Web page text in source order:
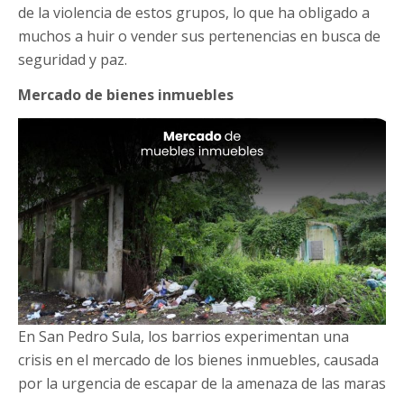
de la violencia de estos grupos, lo que ha obligado a
muchos a huir o vender sus pertenencias en busca de
seguridad y paz.
Mercado de bienes inmuebles
En San Pedro Sula, los barrios experimentan una
crisis en el mercado de los bienes inmuebles, causada
por la urgencia de escapar de la amenaza de las maras